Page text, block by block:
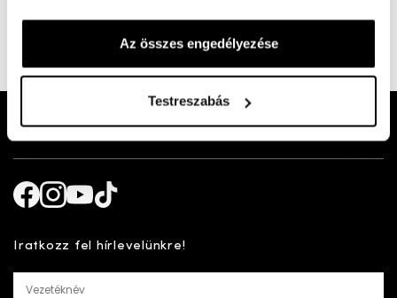
Az összes engedélyezése
Testreszabás
tulajdonságainban megegyezik a bőrrel, lélegzik.
Cikkszám:100004997
Iratkozz fel hírlevelünkre!
Vezetéknév